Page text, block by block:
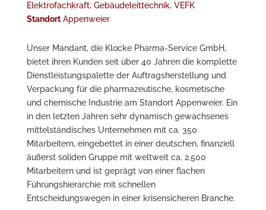
Elektrofachkraft, Gebäudeleittechnik, VEFK
StandortAppenweier
Unser Mandant, die Klocke Pharma-Service GmbH,
bietet ihren Kunden seit über 40 Jahren die komplette
Dienstleistungspalette der Auftragsherstellung und
Verpackung für die pharmazeutische, kosmetische
und chemische Industrie am Standort Appenweier. Ein
in den letzten Jahren sehr dynamisch gewachsenes
mittelständisches Unternehmen mit ca. 350
Mitarbeitern, eingebettet in einer deutschen, finanziell
äußerst soliden Gruppe mit weltweit ca. 2.500
Mitarbeitern und ist geprägt von einer flachen
Führungshierarchie mit schnellen
Entscheidungswegen in einer krisensicheren Branche.